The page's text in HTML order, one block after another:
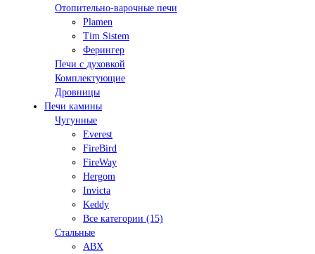
Отопительно-варочные печи
Plamen
Tim Sistem
Ферингер
Печи с духовкой
Комплектующие
Дровницы
Печи камины
Чугунные
Everest
FireBird
FireWay
Hergom
Invicta
Keddy
Все категории (15)
Стальные
ABX